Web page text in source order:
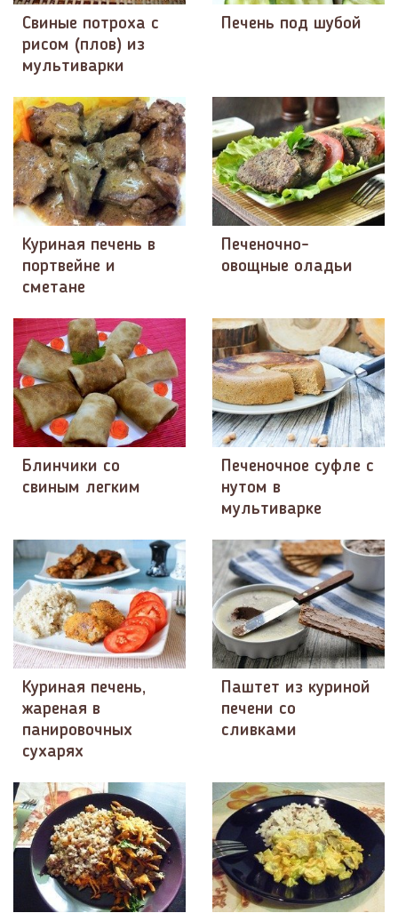
Свиные потроха с
рисом (плов) из
мультиварки
Печень под шубой
Куриная печень в
портвейне и
сметане
Печеночно-
овощные оладьи
Блинчики со
свиным легким
Печеночное суфле с
нутом в
мультиварке
Куриная печень,
жареная в
панировочных
сухарях
Паштет из куриной
печени со
сливками